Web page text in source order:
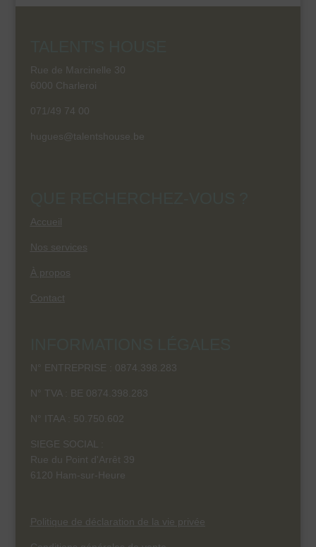
Rue de Marcinelle 30
6000 Charleroi
071/49 74 00
hugues@talentshouse.be
Accueil
Nos services
À propos
Contact
N° ENTREPRISE : 0874.398.283
N° TVA : BE 0874.398.283
N° ITAA : 50.750.602
SIEGE SOCIAL :
Rue du Point d'Arrêt 39
6120 Ham-sur-Heure
Politique de déclaration de la vie privée